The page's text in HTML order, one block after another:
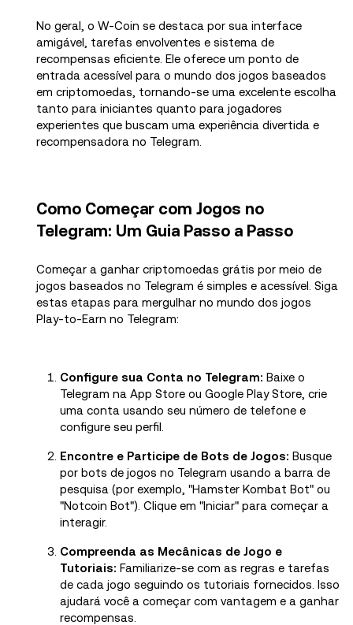
No geral, o W-Coin se destaca por sua interface
amigável, tarefas envolventes e sistema de
recompensas eficiente. Ele oferece um ponto de
entrada acessível para o mundo dos jogos baseados
em criptomoedas, tornando-se uma excelente escolha
tanto para iniciantes quanto para jogadores
experientes que buscam uma experiência divertida e
recompensadora no Telegram.
Como Começar com Jogos no
Telegram: Um Guia Passo a Passo
Começar a ganhar criptomoedas grátis por meio de
jogos baseados no Telegram é simples e acessível. Siga
estas etapas para mergulhar no mundo dos jogos
Play-to-Earn no Telegram:
Configure sua Conta no Telegram: Baixe o
Telegram na App Store ou Google Play Store, crie
uma conta usando seu número de telefone e
configure seu perfil.
Encontre e Participe de Bots de Jogos: Busque
por bots de jogos no Telegram usando a barra de
pesquisa (por exemplo, "Hamster Kombat Bot" ou
"Notcoin Bot"). Clique em "Iniciar" para começar a
interagir.
Compreenda as Mecânicas de Jogo e
Tutoriais: Familiarize-se com as regras e tarefas
de cada jogo seguindo os tutoriais fornecidos. Isso
ajudará você a começar com vantagem e a ganhar
recompensas.